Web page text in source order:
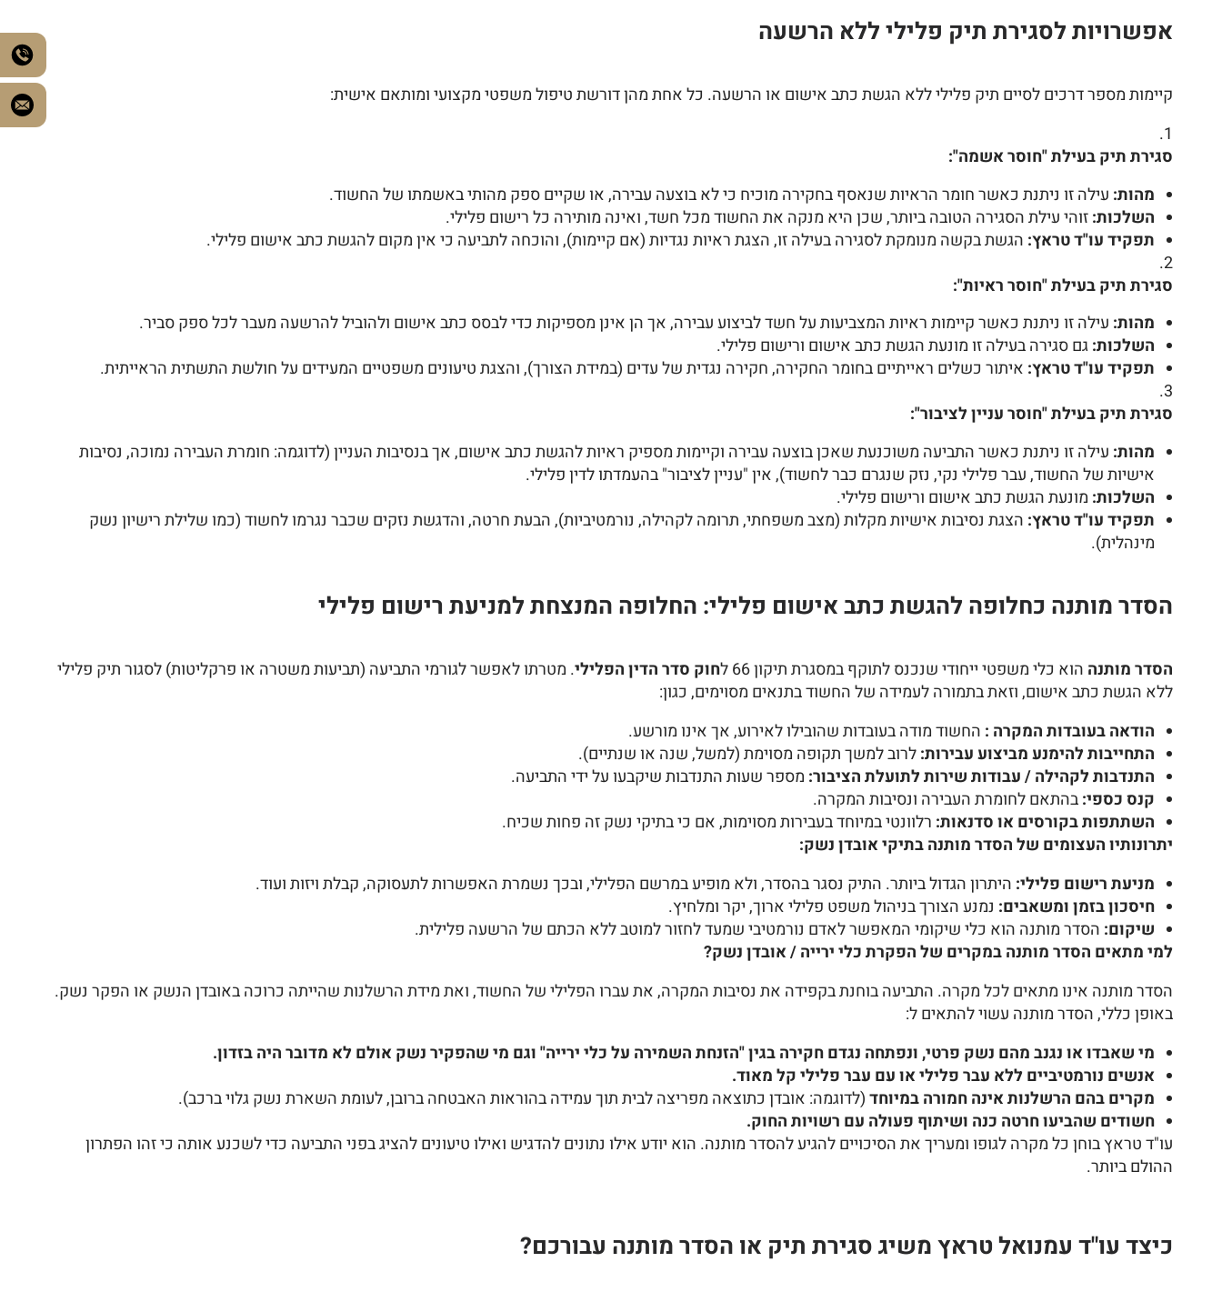
אפשרויות לסגירת תיק פלילי ללא הרשעה
קיימות מספר דרכים לסיים תיק פלילי ללא הגשת כתב אישום או הרשעה. כל אחת מהן דורשת טיפול משפטי מקצועי ומותאם אישית:
סגירת תיק בעילת "חוסר אשמה":
מהות: עילה זו ניתנת כאשר חומר הראיות שנאסף בחקירה מוכיח כי לא בוצעה עבירה, או שקיים ספק מהותי באשמתו של החשוד.
השלכות:זוהי עילת הסגירה הטובה ביותר, שכן היא מנקה את החשוד מכל חשד, ואינה מותירה כל רישום פלילי.
תפקיד עו"ד טראץ: הגשת בקשה מנומקת לסגירה בעילה זו, הצגת ראיות נגדיות (אם קיימות), והוכחה לתביעה כי אין מקום להגשת כתב אישום פלילי.
סגירת תיק בעילת "חוסר ראיות":
מהות: עילה זו ניתנת כאשר קיימות ראיות המצביעות על חשד לביצוע עבירה, אך הן אינן מספיקות כדי לבסס כתב אישום ולהוביל להרשעה מעבר לכל ספק סביר.
השלכות:גם סגירה בעילה זו מונעת הגשת כתב אישום ורישום פלילי.
תפקיד עו"ד טראץ: איתור כשלים ראייתיים בחומר החקירה, חקירה נגדית של עדים (במידת הצורך), והצגת טיעונים משפטיים המעידים על חולשת התשתית הראייתית.
סגירת תיק בעילת "חוסר עניין לציבור":
מהות: עילה זו ניתנת כאשר התביעה משוכנעת שאכן בוצעה עבירה וקיימות מספיק ראיות להגשת כתב אישום, אך בנסיבות העניין (לדוגמה: חומרת העבירה נמוכה, נסיבות
אישיות של החשוד, עבר פלילי נקי, נזק שנגרם כבר לחשוד), אין "עניין לציבור" בהעמדתו לדין פלילי.
השלכות: מונעת הגשת כתב אישום ורישום פלילי.
תפקיד עו"ד טראץ: הצגת נסיבות אישיות מקלות (מצב משפחתי, תרומה לקהילה, נורמטיביות), הבעת חרטה, והדגשת נזקים שכבר נגרמו לחשוד (כמו שלילת רישיון נשק
מינהלית).
הסדר מותנה כחלופה להגשת כתב אישום פלילי: החלופה המנצחת למניעת רישום פלילי
הסדר מותנה הוא כלי משפטי ייחודי שנכנס לתוקף במסגרת תיקון 66 ל חוק סדר הדין הפלילי. מטרתו לאפשר לגורמי התביעה (תביעות משטרה או פרקליטות) לסגור תיק פלילי
ללא הגשת כתב אישום, וזאת בתמורה לעמידה של החשוד בתנאים מסוימים, כגון:
הודאה בעובדות המקרה : החשוד מודה בעובדות שהובילו לאירוע, אך אינו מורשע.
התחייבות להימנע מביצוע עבירות:לרוב למשך תקופה מסוימת (למשל, שנה או שנתיים).
התנדבות לקהילה / עבודות שירות לתועלת הציבור: מספר שעות התנדבות שיקבעו על ידי התביעה.
קנס כספי:בהתאם לחומרת העבירה ונסיבות המקרה.
השתתפות בקורסים או סדנאות: רלוונטי במיוחד בעבירות מסוימות, אם כי בתיקי נשק זה פחות שכיח.
יתרונותיו העצומים של הסדר מותנה בתיקי אובדן נשק:
מניעת רישום פלילי: היתרון הגדול ביותר. התיק נסגר בהסדר, ולא מופיע במרשם הפלילי, ובכך נשמרת האפשרות לתעסוקה, קבלת ויזות ועוד.
חיסכון בזמן ומשאבים: נמנע הצורך בניהול משפט פלילי ארוך, יקר ומלחיץ.
שיקום: הסדר מותנה הוא כלי שיקומי המאפשר לאדם נורמטיבי שמעד לחזור למוטב ללא הכתם של הרשעה פלילית.
למי מתאים הסדר מותנה במקרים של הפקרת כלי ירייה / אובדן נשק?
הסדר מותנה אינו מתאים לכל מקרה. התביעה בוחנת בקפידה את נסיבות המקרה, את עברו הפלילי של החשוד, ואת מידת הרשלנות שהייתה כרוכה באובדן הנשק או הפקר נשק.
באופן כללי, הסדר מותנה עשוי להתאים ל:
מי שאבדו או נגנב מהם נשק פרטי, ונפתחה נגדם חקירה בגין "הזנחת השמירה על כלי ירייה" וגם מי שהפקיר נשק אולם לא מדובר היה בזדון.
אנשים נורמטיביים ללא עבר פלילי או עם עבר פלילי קל מאוד.
מקרים בהם הרשלנות אינה חמורה במיוחד(לדוגמה: אובדן כתוצאה מפריצה לבית תוך עמידה בהוראות האבטחה ברובן, לעומת השארת נשק גלוי ברכב).
חשודים שהביעו חרטה כנה ושיתוף פעולה עם רשויות החוק.
עו"ד טראץ בוחן כל מקרה לגופו ומעריך את הסיכויים להגיע להסדר מותנה. הוא יודע אילו נתונים להדגיש ואילו טיעונים להציג בפני התביעה כדי לשכנע אותה כי זהו הפתרון
ההולם ביותר.
כיצד עו"ד עמנואל טראץ משיג סגירת תיק או הסדר מותנה עבורכם?